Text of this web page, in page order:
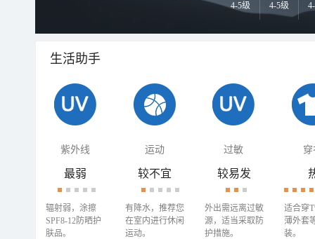
4-5级 4-5级
生活助手
紫外线 运动 过敏 穿
最弱
辐射弱，涂擦
SPF8-12防晒护
肤品。
较不宜
有降水，推荐您
在室内进行休闲
运动。
较易发
外出需远离过敏
源，适当采取防
护措施。
适合穿
薄外套
装。